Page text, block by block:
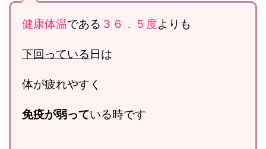
健康体温である ３６．５度よりも
下回っている日は
体が疲れやすく
免疫が弱っている時です